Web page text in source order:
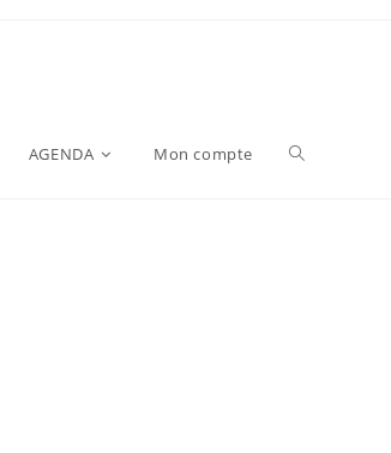
AGENDA Mon compte